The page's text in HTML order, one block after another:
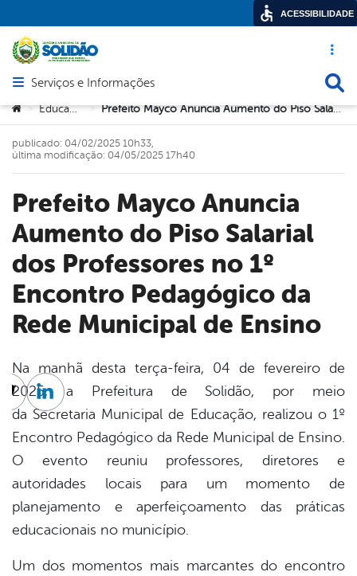
Acesso
Abrir menu principal de navegação
Serviços e Informações
Você está aqui:
> Educação > Prefeito Mayco Anuncia Aumento do Piso Salarial dos Professores no 1º Encontro Pedagógico da Rede Municipal de Ensino
Prefeito Mayco Anuncia
Aumento do Piso Salarial
dos Professores no 1º
Encontro Pedagógico da
Rede Municipal de Ensino
publicado: 04/02/2025 10h33,
última modificação: 04/05/2025 17h40
Na manhã desta terça-feira, 04 de fevereiro de
2025, a Prefeitura de Solidão, por meio
da Secretaria Municipal de Educação, realizou o 1º
Encontro Pedagógico da Rede Municipal de Ensino.
O evento reuniu professores, diretores e
autoridades locais para um momento de
planejamento e aperfeiçoamento das práticas
educacionais no município.
Um dos momentos mais marcantes do encontro
TwitterLinkedin
ACESSIBILIDADE